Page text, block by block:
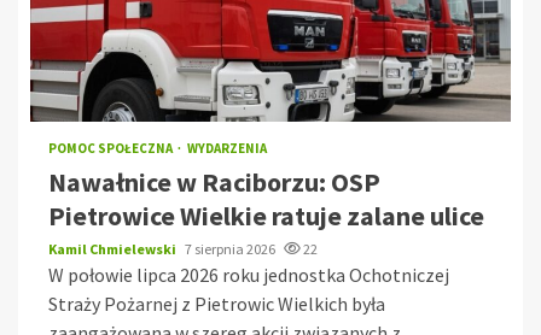
POMOC SPOŁECZNA WYDARZENIA
Nawałnice w Raciborzu: OSP
Pietrowice Wielkie ratuje zalane ulice
Kamil Chmielewski 7 sierpnia 2026 22
W połowie lipca 2026 roku jednostka Ochotniczej
Straży Pożarnej z Pietrowic Wielkich była